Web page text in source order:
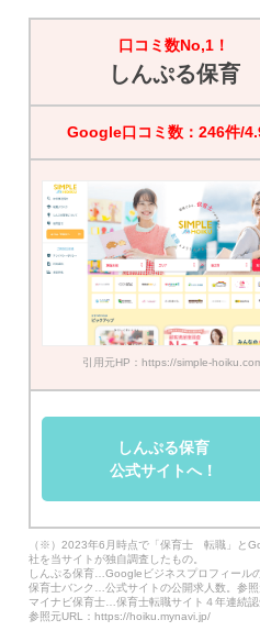
口コミ数No,1！
しんぷる保育
Google口コミ数：246件/
引用元HP：https://simple-
しんぷる保育
公式サイトへ！
（※）2023年6月時点で「保育士 転職」と
社を当サイトが独自調査したもの。
しんぷる保育…Googleビジネスプロフィール
保育士バンク…公式サイトの公開求人数。参
マイナビ保育士…保育士転職サイト４年連続
参照元URL：https://hoiku.mynavi.jp/